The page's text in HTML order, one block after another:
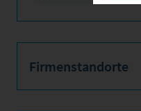
Firmenstandorte